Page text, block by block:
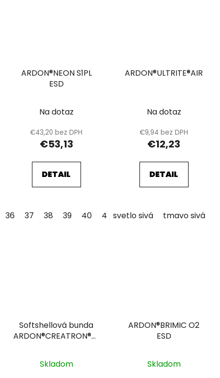
ARDON®NEON S1PL
ESD
Na dotaz
€43,20 bez DPH
€53,13
DETAIL
36 37 38 39 40 41 42 43 44 45 46
ARDON®ULTRITE®AIR
Na dotaz
€9,94 bez DPH
€12,23
DETAIL
svetlo sivá tmavo sivá
Softshellová bunda
ARDON®CREATRON®CAMO
Skladom
ARDON®BRIMIC O2
ESD
Skladom